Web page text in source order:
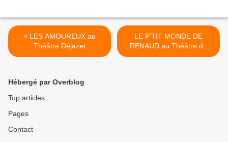
< LES AMOUREUX au
Théâtre Déjazet
LE P’TIT MONDE DE
RENAUD au Théâtre du
Palais Royal >
Hébergé par Overblog
Top articles
Pages
Contact